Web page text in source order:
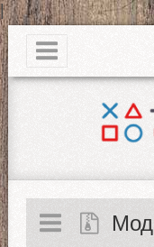
|
Моды